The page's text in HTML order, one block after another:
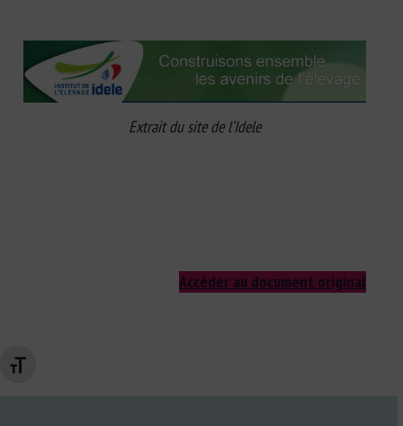
Changer la taille de la police
Extrait du site de l’Idele
Accéder au document original